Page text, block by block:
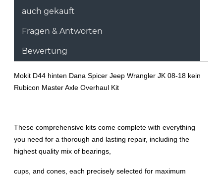
auch gekauft
Fragen & Antworten
Bewertung
Mokit D44 hinten Dana Spicer Jeep Wrangler JK 08-18 kein
Rubicon Master Axle Overhaul Kit
These comprehensive kits come complete with everything
you need for a thorough and lasting repair, including the
highest quality mix of bearings,
cups, and cones, each precisely selected for maximum